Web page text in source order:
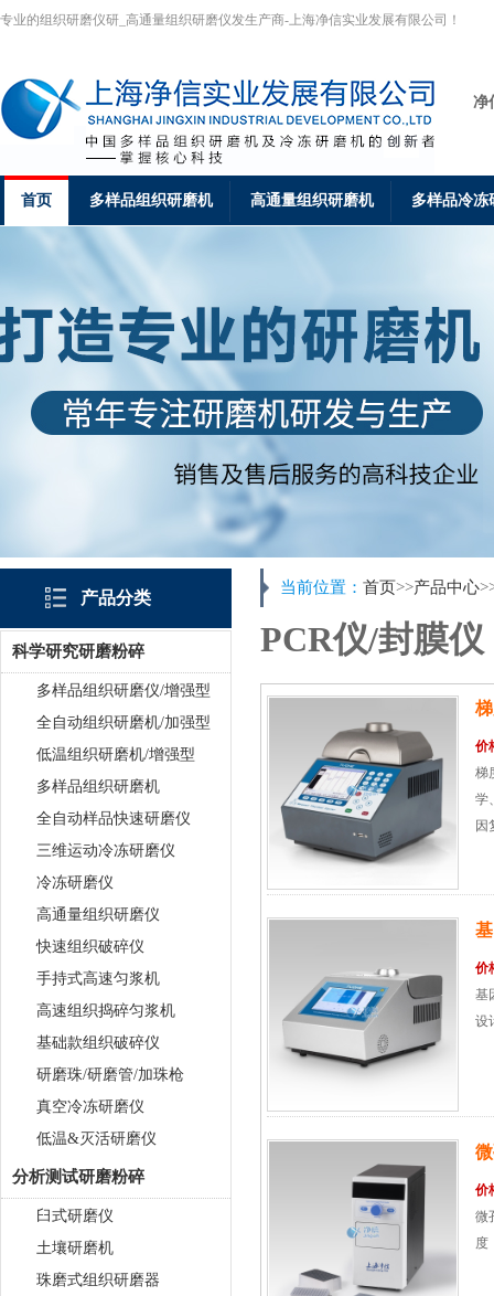
专业的组织研磨仪研_高通量组织研磨仪发生产商-上海净信实业发展有限公司！
净
首页 多样品组织研磨机 高通量组织研磨机 多样品冷冻
产品分类
科学研究研磨粉碎
多样品组织研磨仪/增强型
全自动组织研磨机/加强型
低温组织研磨机/增强型
多样品组织研磨机
全自动样品快速研磨仪
三维运动冷冻研磨仪
冷冻研磨仪
高通量组织研磨仪
快速组织破碎仪
手持式高速匀浆机
高速组织捣碎匀浆机
基础款组织破碎仪
研磨珠/研磨管/加珠枪
真空冷冻研磨仪
低温&灭活研磨仪
分析测试研磨粉碎
臼式研磨仪
土壤研磨机
珠磨式组织研磨器
当前位置： 首页>>产品中心
PCR仪/封膜仪
价
梯
学
因
价
基
设
价
微
度